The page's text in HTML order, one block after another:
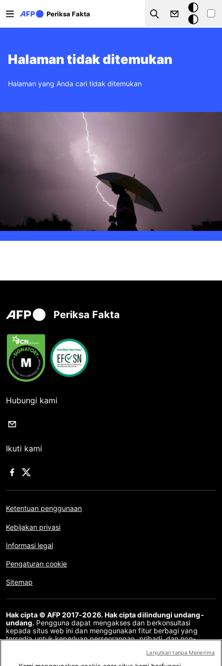
Periksa Fakta
Search
Mode
gelap
Halaman tidak ditemukan
Halaman yang Anda cari tidak ditemukan
Periksa Fakta
Hubungi kami
Ikuti kami
Ketentuan penggunaan
Kebijakan privasi
Informasi legal
Pengaturan cookie
Sitemap
Hak cipta © AFP 2017-2026. Hak cipta dilindungi undang-
undang. Pengguna dapat mengakses dan berkonsultasi
kepada situs web ini dan menggunakan fitur berbagi yang
tersedia untuk keperluan perseorangan, pribadi, dan non-
komunikasi kepada publik atau pendistribusian konten situs
web ini, secara keseluruhan atau sebagian, untuk tujuan lain
Lanjutkan tanpa Menerima